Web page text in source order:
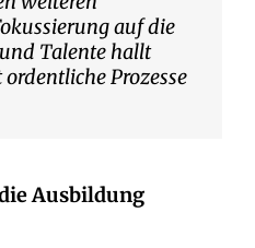
auf die
Talente hallt
Prozesse
Ausbildung